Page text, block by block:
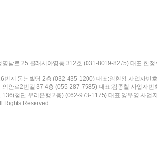
명남로 25 클래시아영통 312호 (031-8019-8275) 대표:한
번지 동남빌딩 2층 (032-435-1200) 대표:임현정 사업자번
의안로2번길 37 4층 (055-287-7585) 대표:김종철 사업자번
136(첨단 우리은행 2층) (062-973-1175) 대표:양우영 사업
Rights Reserved.